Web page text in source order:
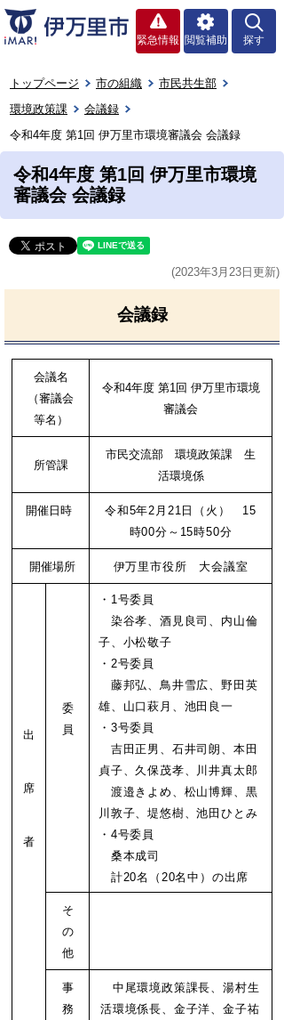
緊急情報 閲覧補助 探す
トップページ 市の組織
市民共生部
環境政策課
会議録
令和4年度 第1回 伊万里市環境審議会 会議録
令和4年度 第1回 伊万里市環境
審議会 会議録
(2023年3月23日更新)
会議録
会議名
（審議会
等名）
令和4年度 第1回 伊万里市環境
審議会
所管課
市民交流部 環境政策課 生
活環境係
開催日時
令和5年2月21日（火） 15
時00分～15時50分
開催場所 伊万里市役所 大会議室
出
席
者
委
員
・1号委員
染谷孝、酒見良司、内山倫
子、小松敬子
・2号委員
藤邦弘、鳥井雪広、野田英
雄、山口萩月、池田良一
・3号委員
吉田正男、石井司朗、本田
貞子、久保茂孝、川井真太郎
渡邉きよめ、松山博輝、黒
川敦子、堤悠樹、池田ひとみ
・4号委員
桑本成司
計20名（20名中）の出席
そ
の
他
事
務
中尾環境政策課長、湯村生
活環境係長、金子洋、金子祐